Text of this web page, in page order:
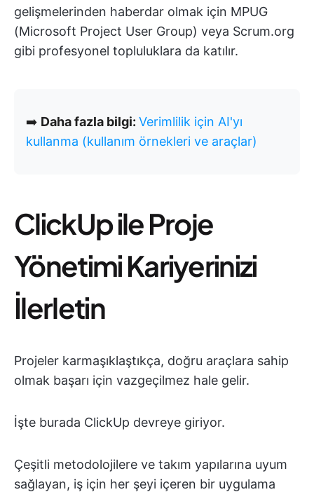
gelişmelerinden haberdar olmak için MPUG
(Microsoft Project User Group) veya Scrum.org
gibi profesyonel topluluklara da katılır.
➡️ Daha fazla bilgi: Verimlilik için AI'yı
kullanma (kullanım örnekleri ve araçlar)
ClickUp ile Proje
Yönetimi Kariyerinizi
İlerletin
Projeler karmaşıklaştıkça, doğru araçlara sahip
olmak başarı için vazgeçilmez hale gelir.
İşte burada ClickUp devreye giriyor.
Çeşitli metodolojilere ve takım yapılarına uyum
sağlayan, iş için her şeyi içeren bir uygulama